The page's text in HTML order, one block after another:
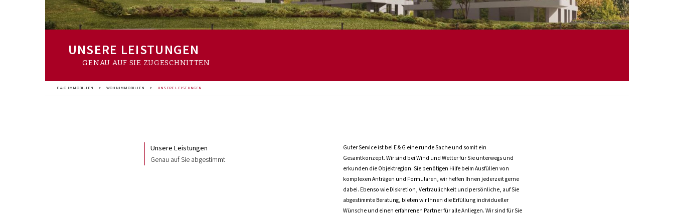
UNSERE LEISTUNGEN
GENAU AUF SIE ZUGESCHNITTEN
E & G IMMOBILIEN > WOHNIMMOBILIEN > UNSERE LEISTUNGEN
Unsere Leistungen
Genau auf Sie abgestimmt
Guter Service ist bei E & G eine runde Sache und somit ein
Gesamtkonzept. Wir sind bei Wind und Wetter für Sie unterwegs und
erkunden die Objektregion. Sie benötigen Hilfe beim Ausfüllen von
komplexen Anträgen und Formularen, wir helfen Ihnen jederzeit gerne
dabei. Ebenso wie Diskretion, Vertraulichkeit und persönliche, auf Sie
abgestimmte Beratung, bieten wir Ihnen die Erfüllung individueller
Wünsche und einen erfahrenen Partner für alle Anliegen. Wir sind für Sie